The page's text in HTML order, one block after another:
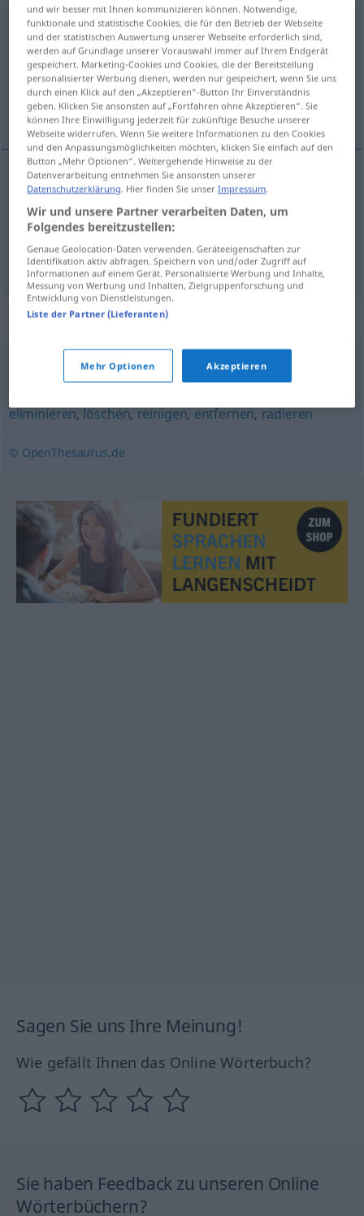
zurücksetzen <trennb;-ge->
Übersicht aller Übersetzungen
(Für mehr Details die Übersetzung anklicken/antippen)
voziti unatrag, zapostaviti
zapostaviti(-vljati) zurücksetzen benachteiligen
voziti unatrag zurücksetzen
Synonyme für "zurücksetzen"
eliminieren,löschen,reinigen,entfernen,radieren
© OpenThesaurus.de
Sagen Sie uns Ihre Meinung!
Wie gefällt Ihnen das Online Wörterbuch?
Sie haben Feedback zu unseren Online
Wörterbüchern?
und wir besser mit Ihnen kommunizieren können. Notwendige,
funktionale und statistische Cookies, die für den Betrieb der Webseite
und der statistischen Auswertung unserer Webseite erforderlich sind,
werden auf Grundlage unserer Vorauswahl immer auf Ihrem Endgerät
gespeichert. Marketing-Cookies und Cookies, die der Bereitstellung
personalisierter Werbung dienen, werden nur gespeichert, wenn Sie uns
durch einen Klick auf den „Akzeptieren“-Button Ihr Einverständnis
geben. Klicken Sie ansonsten auf „Fortfahren ohne Akzeptieren“. Sie
können Ihre Einwilligung jederzeit für zukünftige Besuche unserer
Webseite widerrufen. Wenn Sie weitere Informationen zu den Cookies
und den Anpassungsmöglichkeiten möchten, klicken Sie einfach auf den
Button „Mehr Optionen“. Weitergehende Hinweise zu der
Datenverarbeitung entnehmen Sie ansonsten unserer
Datenschutzerklärung . Hier finden Sie unserImpressum
Wir und unsere Partner verarbeiten Daten, um
Folgendes bereitzustellen:
Genaue Geolocation-Daten verwenden. Geräteeigenschaften zur
Identifikation aktiv abfragen. Speichern von und/oder Zugriff auf
Informationen auf einem Gerät. Personalisierte Werbung und Inhalte,
Messung von Werbung und Inhalten, Zielgruppenforschung und
Entwicklung von Dienstleistungen.
Liste der Partner (Lieferanten)
Mehr Optionen Akzeptieren